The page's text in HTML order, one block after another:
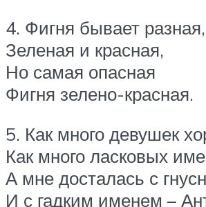
4. Фигня бывает разная,
Зеленая и красная,
Но самая опасная
Фигня зелено-красная.
5. Как много девушек
Как много ласковых
А мне досталась с
И с гадким именем –